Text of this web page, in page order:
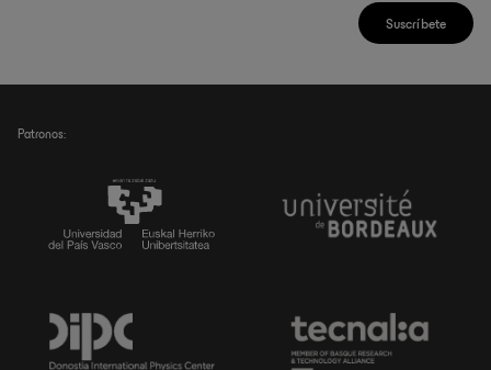
Suscríbete
Patronos: